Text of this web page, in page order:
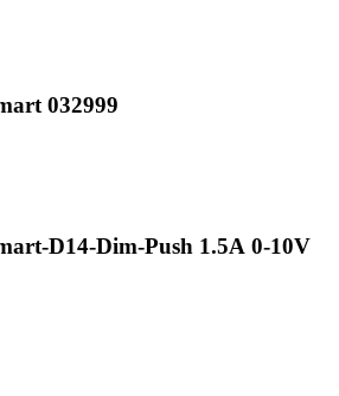
032999
D14-Dim-Push 1.5А 0-10V